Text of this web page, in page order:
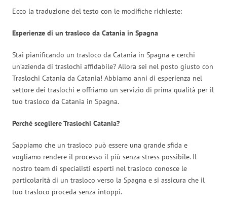
Ecco la traduzione del testo con le modifiche richieste:
Esperienze di un trasloco da Catania in Spagna
Stai pianificando un trasloco da Catania in Spagna e cerchi
un’azienda di traslochi affidabile? Allora sei nel posto giusto con
Traslochi Catania da Catania! Abbiamo anni di esperienza nel
settore dei traslochi e offriamo un servizio di prima qualità per il
tuo trasloco da Catania in Spagna.
Perché scegliere Traslochi Catania?
Sappiamo che un trasloco può essere una grande sfida e
vogliamo rendere il processo il più senza stress possibile. Il
nostro team di specialisti esperti nel trasloco conosce le
particolarità di un trasloco verso la Spagna e si assicura che il
tuo trasloco proceda senza intoppi.